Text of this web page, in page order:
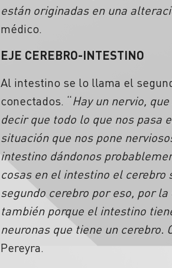
están originadas en una
médico.
EJE CEREBRO-INTESTINO
Al intestino se lo llama el
conectados. “Hay un nervio,
decir que todo lo que nos pasa
situación que nos pone
intestino dándonos
cosas en el intestino el cerebro
segundo cerebro por eso, por
también porque el intestino
neuronas que tiene un cerebro.
Pereyra.